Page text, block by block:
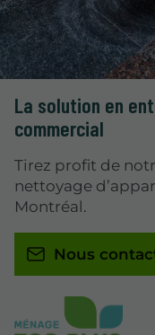
La solution en
commercial
Tirez profit de
nettoyage
Montréal.
Nous